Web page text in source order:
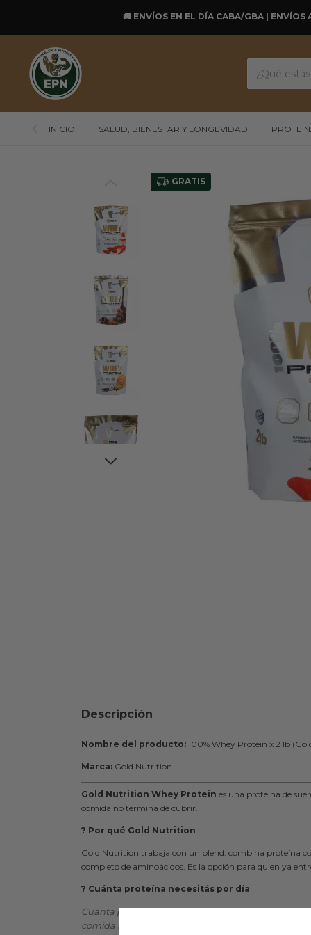
🚚 ENVÍOS EN EL DÍA CABA/GBA |
INICIO SALUD, BIENESTAR Y LONGEVIDAD
GRATIS
Descripción
Nombre del producto: 100% Whey Protein x 2 lb
Marca: Gold Nutrition
Gold Nutrition Whey Protein es una proteína de
comida no termina de cubrir.
? Por qué Gold Nutrition
Gold Nutrition trabaja con un blend: combina proteína
completo de aminoácidos. Es la opción para quien ya
? Cuánta proteína necesitás por día
Cuánta proteína total necesitás por día (rango
comida real -- el resto lo completás con whey.